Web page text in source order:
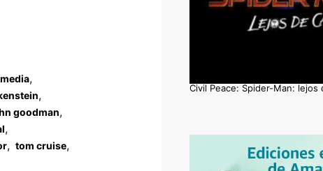
,
,
goodman,
,
, tom cruise,
Civil Peace: Spider-Man: lejos